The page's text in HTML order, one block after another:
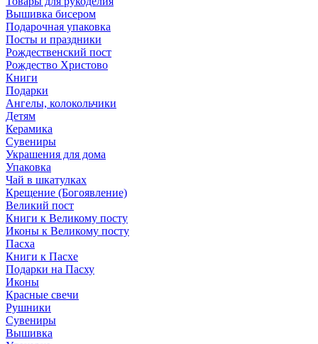
Вышивка бисером
Подарочная упаковка
Посты и праздники
Рождественский пост
Рождество Христово
Книги
Подарки
Ангелы, колокольчики
Детям
Керамика
Сувениры
Украшения для дома
Упаковка
Чай в шкатулках
Крещение (Богоявление)
Великий пост
Книги к Великому посту
Иконы к Великому посту
Пасха
Книги к Пасхе
Подарки на Пасху
Иконы
Красные свечи
Рушники
Сувениры
Вышивка